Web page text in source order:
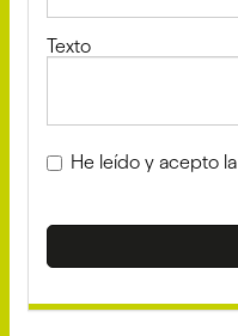
Texto
He leído y acepto la